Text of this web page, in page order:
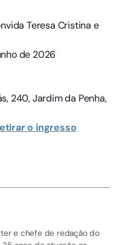
Teresa Cristina e
de 2026
240, Jardim da Penha,
o ingresso
e chefe de redação do